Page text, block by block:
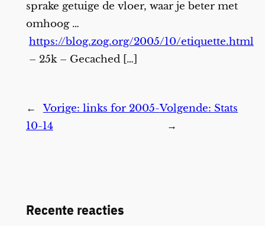
sprake getuige de vloer, waar je beter met
omhoog …
https://blog.zog.org/2005/10/etiquette.html
– 25k – Gecached […]
← Vorige: links for 2005-
10-14
Volgende: Stats
→
Recente reacties